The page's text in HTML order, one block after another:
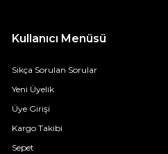
Kullanıcı Menüsü
Sıkça Sorulan Sorular
Yeni Üyelik
Üye Girişi
Kargo Takibi
Sepet